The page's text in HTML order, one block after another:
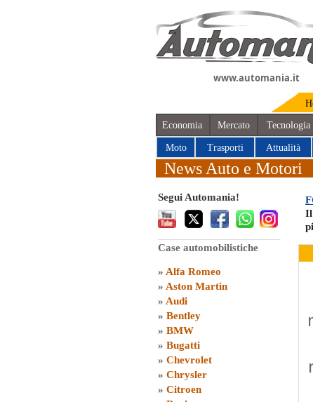
www.automania.it
Economia Mercato Tecnologia
Moto Trasporti Attualità
News Auto e Motori
Segui Automania!
Case automobilistiche
» Alfa Romeo
» Aston Martin
» Audi
» Bentley
» BMW
» Bugatti
» Chevrolet
» Chrysler
» Citroen
Il